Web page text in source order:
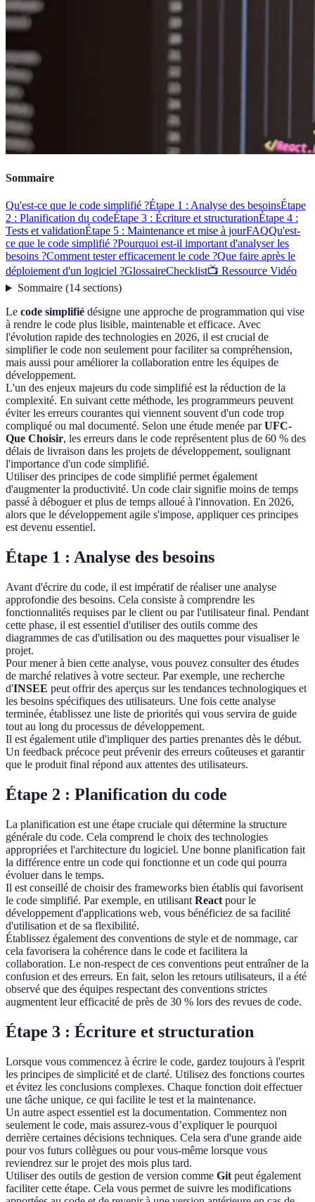
Sommaire
Qu'est-ce que le code simplifié ?Étape 1 : Analyse des besoinsÉtape
2 : Planification du codeÉtape 3 : Écriture et structurationÉtape 4 :
Tests et validationÉtape 5 : Maintenance et mise à jourFAQQu'est-
ce que le code simplifié ?Pourquoi est-il important d'analyser les
besoins ?Comment tester efficacement le code ?Que faire après le
déploiement d'un logiciel ?GlossaireChecklist📺 Ressource Vidéo
Sommaire(14 sections)
Le code simplifié désigne une approche de programmation qui vise
à rendre le code plus lisible, maintenable et efficace. Avec
l'évolution rapide des technologies en 2026, il est crucial de
simplifier le code non seulement pour faciliter sa compréhension,
mais aussi pour améliorer la collaboration entre les équipes de
développement.
L'un des enjeux majeurs du code simplifié est la réduction de la
complexité. En suivant cette méthode, les programmeurs peuvent
éviter les erreurs courantes qui viennent souvent d'un code trop
compliqué ou mal documenté. Selon une étude menée parUFC-
Que Choisir, les erreurs dans le code représentent plus de 60 % des
délais de livraison dans les projets de développement, soulignant
l'importance d'un code simplifié.
Utiliser des principes de code simplifié permet également
d'augmenter la productivité. Un code clair signifie moins de temps
passé à déboguer et plus de temps alloué à l'innovation. En 2026,
alors que le développement agile s'impose, appliquer ces principes
est devenu essentiel.
Étape 1 : Analyse des besoins
Avant d'écrire du code, il est impératif de réaliser une analyse
approfondie des besoins. Cela consiste à comprendre les
fonctionnalités requises par le client ou par l'utilisateur final. Pendant
cette phase, il est essentiel d'utiliser des outils comme des
diagrammes de cas d'utilisation ou des maquettes pour visualiser le
projet.
Pour mener à bien cette analyse, vous pouvez consulter des études
de marché relatives à votre secteur. Par exemple, une recherche
d'INSEE peut offrir des aperçus sur les tendances technologiques et
les besoins spécifiques des utilisateurs. Une fois cette analyse
terminée, établissez une liste de priorités qui vous servira de guide
tout au long du processus de développement.
Il est également utile d'impliquer des parties prenantes dès le début.
Un feedback précoce peut prévenir des erreurs coûteuses et garantir
que le produit final répond aux attentes des utilisateurs.
Étape 2 : Planification du code
La planification est une étape cruciale qui détermine la structure
générale du code. Cela comprend le choix des technologies
appropriées et l'architecture du logiciel. Une bonne planification fait
la différence entre un code qui fonctionne et un code qui pourra
évoluer dans le temps.
Il est conseillé de choisir des frameworks bien établis qui favorisent
le code simplifié. Par exemple, en utilisant React pour le
développement d'applications web, vous bénéficiez de sa facilité
d'utilisation et de sa flexibilité.
Établissez également des conventions de style et de nommage, car
cela favorisera la cohérence dans le code et facilitera la
collaboration. Le non-respect de ces conventions peut entraîner de la
confusion et des erreurs. En fait, selon les retours utilisateurs, il a été
observé que des équipes respectant des conventions strictes
augmentent leur efficacité de près de 30 % lors des revues de code.
Étape 3 : Écriture et structuration
Lorsque vous commencez à écrire le code, gardez toujours à l'esprit
les principes de simplicité et de clarté. Utilisez des fonctions courtes
et évitez les conclusions complexes. Chaque fonction doit effectuer
une tâche unique, ce qui facilite le test et la maintenance.
Un autre aspect essentiel est la documentation. Commentez non
seulement le code, mais assurez-vous d’expliquer le pourquoi
derrière certaines décisions techniques. Cela sera d'une grande aide
pour vos futurs collègues ou pour vous-même lorsque vous
reviendrez sur le projet des mois plus tard.
Utiliser des outils de gestion de version comme Git peut également
faciliter cette étape. Cela vous permet de suivre les modifications